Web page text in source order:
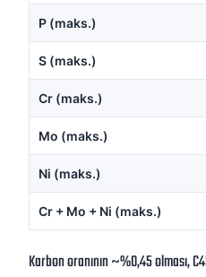
P (maks.)
S (maks.)
Cr (maks.)
Mo (maks.)
Ni (maks.)
Cr + Mo + Ni (maks.)
Karbon oranının ~%0,45 olması,